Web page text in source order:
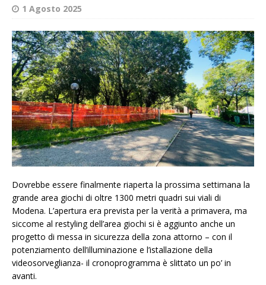
1 Agosto 2025
Dovrebbe essere finalmente riaperta la prossima settimana la
grande area giochi di oltre 1300 metri quadri sui viali di
Modena. L’apertura era prevista per la verità a primavera, ma
siccome al restyling dell’area giochi si è aggiunto anche un
progetto di messa in sicurezza della zona attorno – con il
potenziamento dell’illuminazione e l’istallazione della
videosorveglianza- il cronoprogramma è slittato un po’ in
avanti.